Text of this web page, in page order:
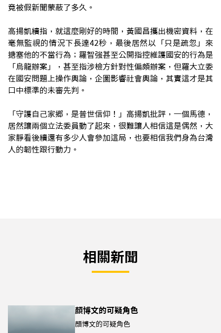
竟被假新聞蒙蔽了多久。
高揚凱續指，就這麼剛好的時間，黃國昌攜出機密資料，在
毫無監視的情況下長達42秒，最後居然以「只是疏忽」來
搪塞他的不當行為；羅智強甚至公開指控維護國安的行為是
「烏龍辦案」，甚至指涉檢方針對性偏頗辦案，但羅大立委
在國安問題上操作輿論，企圖影響社會輿論，其實這才是其
口中標準的未審先判。
「守護自己家鄉，是普世信仰！」高揚凱批評，一個馬德，
居然讓兩個立法委員動了起來，很難讓人相信這是偶然，大
家靜看後續還有多少人會參加這局，也要相信我們身為台灣
人的韌性跟行動力。
相關新聞
顏博文的可疑角色
顏博文的可疑角色